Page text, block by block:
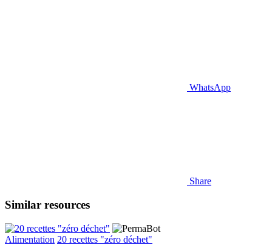
WhatsApp
Share
Similar resources
Alimentation 20 recettes "zéro déchet"